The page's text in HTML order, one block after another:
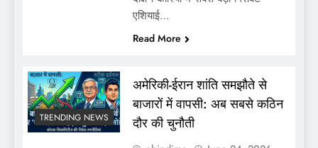
एशियाई…
Read More
TRENDING NEWS
अमेरिकी-ईरान शांति समझौते से
बाजारों में वापसी: अब सबसे कठिन
दौर की चुनौती